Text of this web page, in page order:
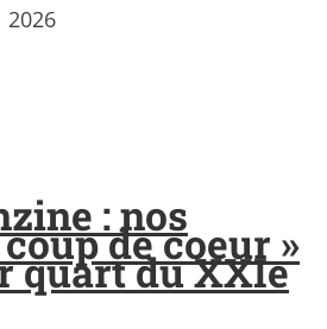
2026
: nos
de coeur »
quart du XXIe